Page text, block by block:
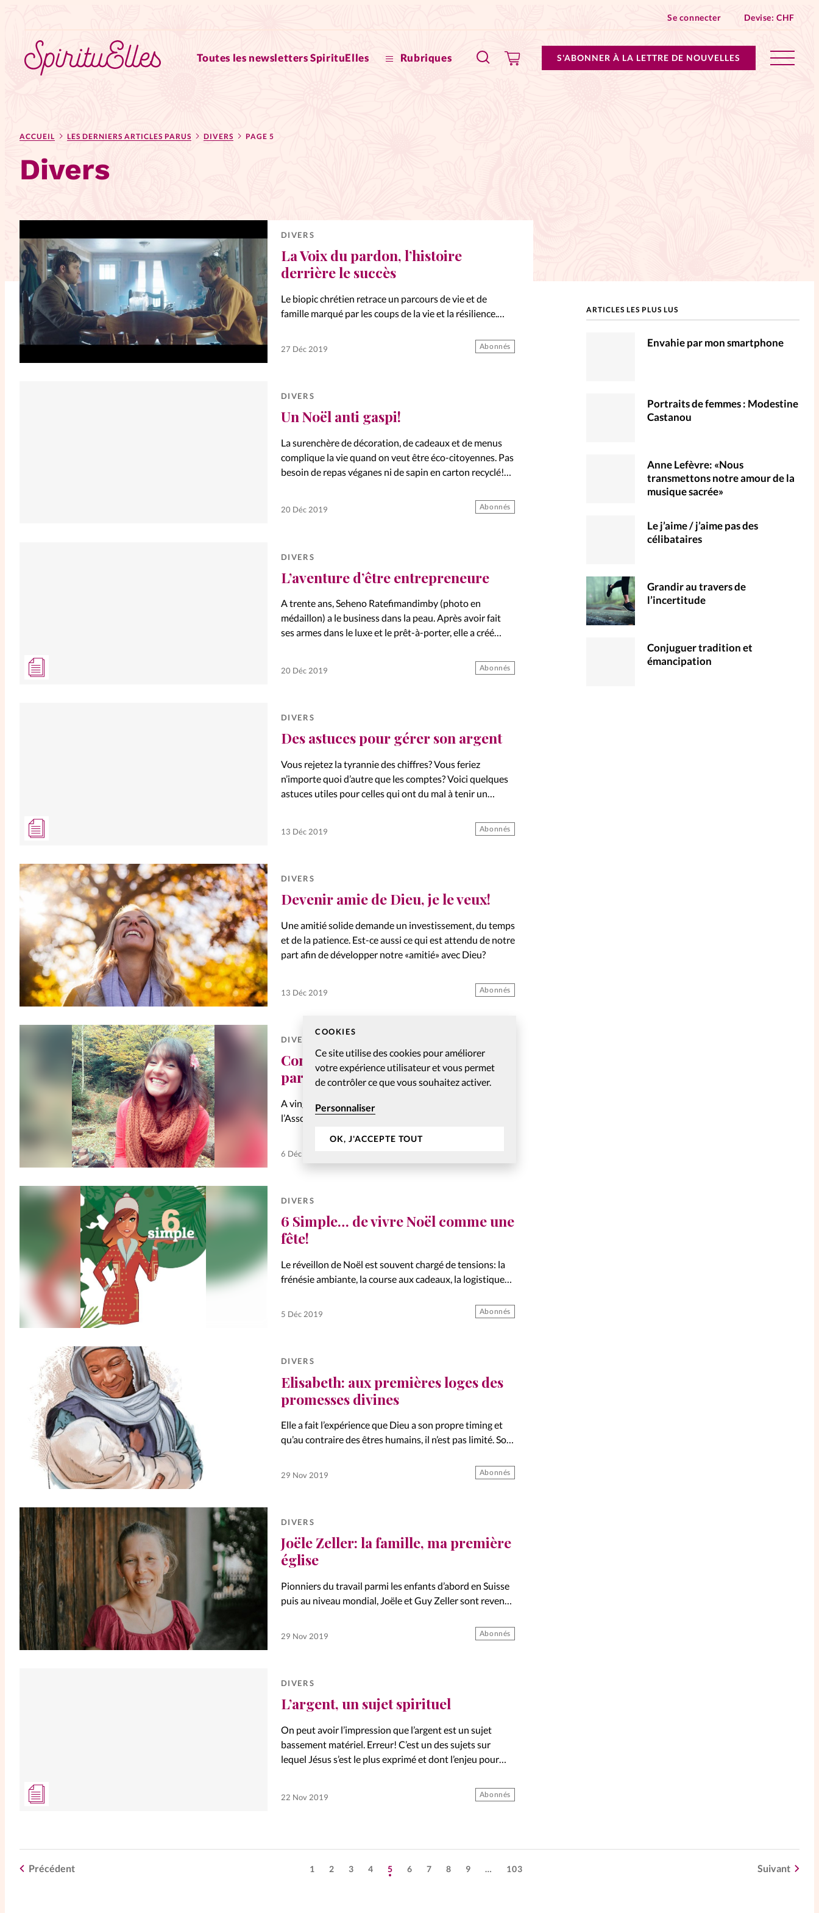
COOKIES
Ce site utilise des cookies pour améliorer
votre expérience utilisateur et vous permet
de contrôler ce que vous souhaitez activer.
Personnaliser
OK, J'ACCEPTE TOUT
Toutes les newsletters SpirituElles Rubriques
Se connecter Devise:CHF
S'ABONNER À LA LETTRE DE NOUVELLES
Actus au féminin
Chroniques
Dossiers
Edito
Elles nous inspirent
Entre4yeux
L'anecdote
La Bible au féminin
Lifestyle
Littérature
PersonnElles
Vive la famille
La Pause SpirituElles - toutes les éditions
Mon compte
Changement d'adresse
ACCUEIL LES DERNIERS ARTICLES PARUS DIVERS PAGE 5
Divers
DIVERS
La Voix du pardon, l’histoire
derrière le succès
Le biopic chrétien retrace un parcours de vie et de
famille marqué par les coups de la vie et la résilience.
27 Déc 2019 Abonnés
DIVERS
Un Noël anti gaspi!
La surenchère de décoration, de cadeaux et de menus
complique la vie quand on veut être éco-citoyennes. Pas
besoin de repas véganes ni de sapin en carton recyclé!
20 Déc 2019 Abonnés
DIVERS
L’aventure d’être entrepreneure
A trente ans, Seheno Ratefimandimby (photo en
médaillon) a le business dans la peau. Après avoir fait
ses armes dans le luxe et le prêt-à-porter, elle a créé
20 Déc 2019 Abonnés
DIVERS
Des astuces pour gérer son argent
Vous rejetez la tyrannie des chiffres? Vous feriez
n’importe quoi d’autre que les comptes? Voici quelques
astuces utiles pour celles qui ont du mal à tenir un
13 Déc 2019 Abonnés
DIVERS
Devenir amie de Dieu, je le veux!
Une amitié solide demande un investissement, du temps
et de la patience. Est-ce aussi ce qui est attendu de notre
part afin de développer notre «amitié» avec Dieu?
13 Déc 2019 Abonnés
DIVERS
Comment les sourds entendront-ils
parler de Jésus?
A vingt-huit ans, Rachel Cuénot dirige Ariels,
l’Association de Recherche pour l’Interprétation de
6 Déc 2019
DIVERS
6 Simple… de vivre Noël comme une
fête!
Le réveillon de Noël est souvent chargé de tensions: la
frénésie ambiante, la course aux cadeaux, la logistique
5 Déc 2019 Abonnés
DIVERS
Elisabeth: aux premières loges des
promesses divines
Elle a fait l’expérience que Dieu a son propre timing et
qu’au contraire des êtres humains, il n’est pas limité. Son
29 Nov 2019 Abonnés
DIVERS
Joële Zeller: la famille, ma première
église
Pionniers du travail parmi les enfants d’abord en Suisse
puis au niveau mondial, Joële et Guy Zeller sont revenus
29 Nov 2019 Abonnés
DIVERS
L’argent, un sujet spirituel
On peut avoir l’impression que l’argent est un sujet
bassement matériel. Erreur! C’est un des sujets sur
lequel Jésus s’est le plus exprimé et dont l’enjeu pour
22 Nov 2019 Abonnés
Précédent 1 2 3 4 5 6 7 8 9 … 103 Suivant
ARTICLES LES PLUS LUS
Envahie par mon smartphone
Portraits de femmes : Modestine
Castanou
Anne Lefèvre: «Nous
transmettons notre amour de la
musique sacrée»
Le j’aime / j’aime pas des
célibataires
Grandir au travers de
l’incertitude
Conjuguer tradition et
émancipation